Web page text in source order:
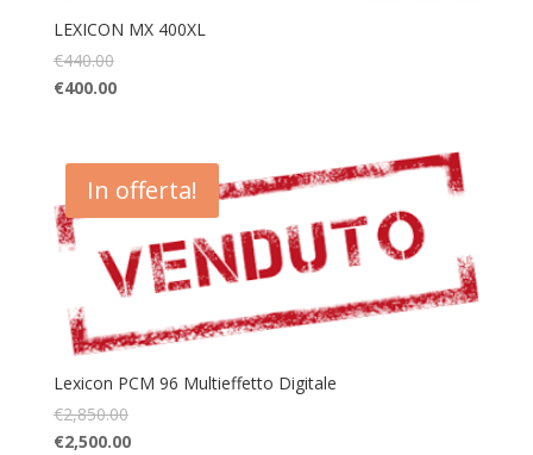
LEXICON MX 400XL
€440.00
€400.00
In offerta!
Lexicon PCM 96 Multieffetto Digitale
€2,850.00
€2,500.00